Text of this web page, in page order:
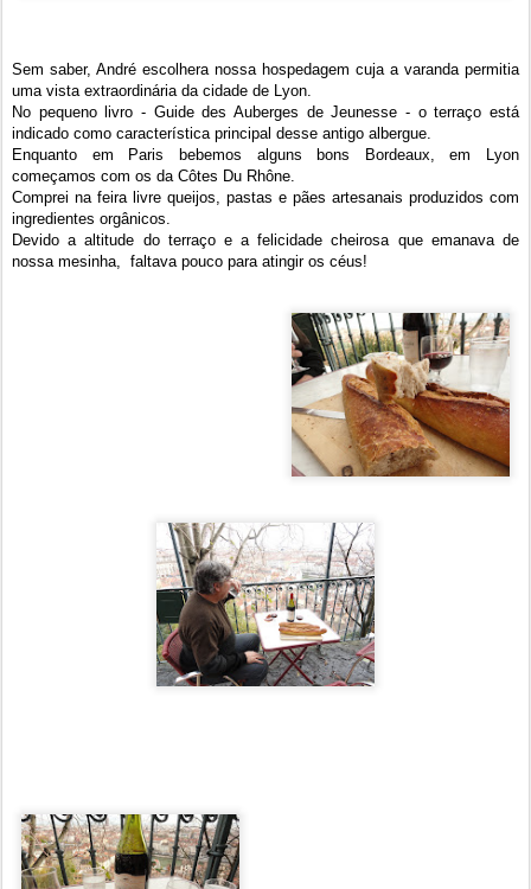
Sem saber, André escolhera nossa hospedagem cuja a varanda permitia
uma vista extraordinária da cidade de Lyon.
No pequeno livro - Guide des Auberges de Jeunesse - o terraço está
indicado como característica principal desse antigo albergue.
Enquanto em Paris bebemos alguns bons Bordeaux, em Lyon
começamos com os da Côtes Du Rhône.
Comprei na feira livre queijos, pastas e pães artesanais produzidos com
ingredientes orgânicos.
Devido a altitude do terraço e a felicidade cheirosa que emanava de
nossa mesinha, faltava pouco para atingir os céus!